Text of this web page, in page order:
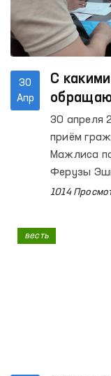
30
Апр
С
30 апреля
приём
Мажлиса
Ферузы
1014
весть